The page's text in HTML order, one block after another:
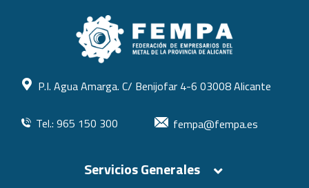
P.I. Agua Amarga. C/ Benijofar 4-6 03008 Alicante
Tel.: 965 150 300 fempa@fempa.es
Servicios Generales